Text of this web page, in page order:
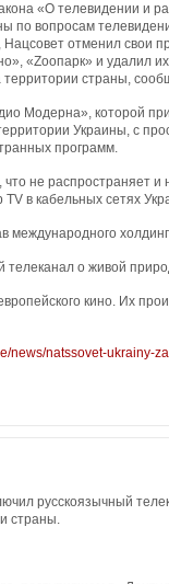
«О телевидении и
по вопросам
Нацсовет отменил свои
«Zоопарк» и удалил
страны,
Модерна», которой
Украины, с
программ.
не распространяет и
в кабельных сетях
международного
телеканал о живой
кино. Их
news/natssovet-ukrainy-
русскоязычный
страны.